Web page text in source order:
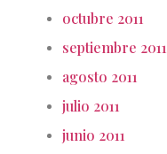
octubre 2011
septiembre 2011
agosto 2011
julio 2011
junio 2011